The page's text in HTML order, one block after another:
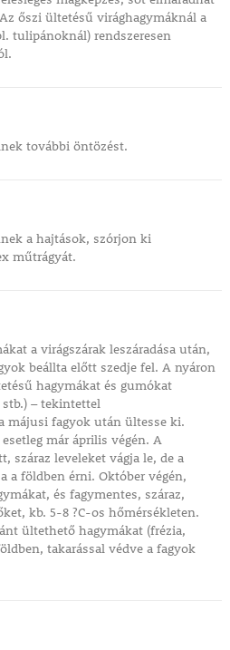
őszi ültetésű virághagymáknál a
tulipánoknál) rendszeresen
további öntözést.
a hajtások, szórjon ki
műtrágyát.
a virágszárak leszáradása után,
beállta előtt szedje fel. A nyáron
hagymákat és gumókat
– tekintettel
májusi fagyok után ültesse ki.
már április végén. A
száraz leveleket vágja le, de a
a földben érni. Október végén,
és fagymentes, száraz,
kb. 5-8 ?C-os hőmérsékleten.
ültethető hagymákat (frézia,
takarással védve a fagyok